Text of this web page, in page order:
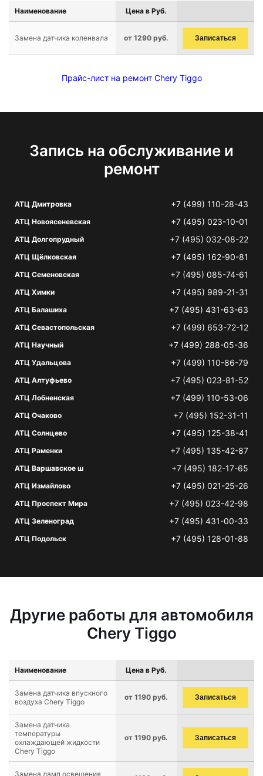
Наименование Цена в Руб.
Замена датчика коленвала от 1290 руб. Записаться
Прайс-лист на ремонт Chery Tiggo
Запись на обслуживание и
ремонт
АТЦ Дмитровка +7 (499) 110-28-43
АТЦ Новоясеневская +7 (495) 023-10-01
АТЦ Долгопрудный +7 (495) 032-08-22
АТЦ Щёлковская +7 (495) 162-90-81
АТЦ Семеновская +7 (495) 085-74-61
АТЦ Химки +7 (495) 989-21-31
АТЦ Балашиха +7 (495) 431-63-63
АТЦ Севастопольская +7 (499) 653-72-12
АТЦ Научный +7 (499) 288-05-36
АТЦ Удальцова +7 (499) 110-86-79
АТЦ Алтуфьево +7 (495) 023-81-52
АТЦ Лобненская +7 (499) 110-53-06
АТЦ Очаково +7 (495) 152-31-11
АТЦ Солнцево +7 (495) 125-38-41
АТЦ Раменки +7 (495) 135-42-87
АТЦ Варшавское ш +7 (495) 182-17-65
АТЦ Измайлово +7 (495) 021-25-26
АТЦ Проспект Мира +7 (495) 023-42-98
АТЦ Зеленоград +7 (495) 431-00-33
АТЦ Подольск +7 (495) 128-01-88
Другие работы для автомобиля
Chery Tiggo
Наименование Цена в Руб.
Замена датчика впускного
воздуха Chery Tiggo
от 1190 руб. Записаться
Замена датчика
температуры
охлаждающей жидкости
Chery Tiggo
от 1190 руб. Записаться
Замена ламп освещения